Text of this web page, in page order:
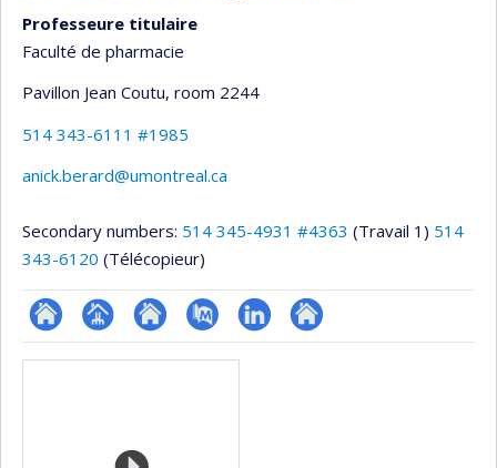
Professeure titulaire
Faculté de pharmacie
Pavillon Jean Coutu, room 2244
514 343-6111 #1985
anick.berard@umontreal.ca
Secondary numbers: 514 345-4931 #4363 (Travail 1) 514
343-6120 (Télécopieur)
ResearchGate
Page Site
de
PubMedLinkedInAutre
Media